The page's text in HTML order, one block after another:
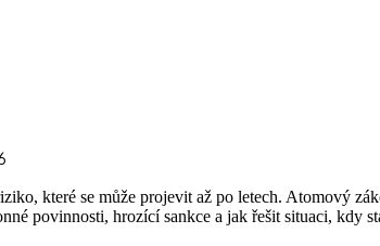
které se může projevit až po letech. Atomový
povinnosti, hrozící sankce a jak řešit situaci, kdy